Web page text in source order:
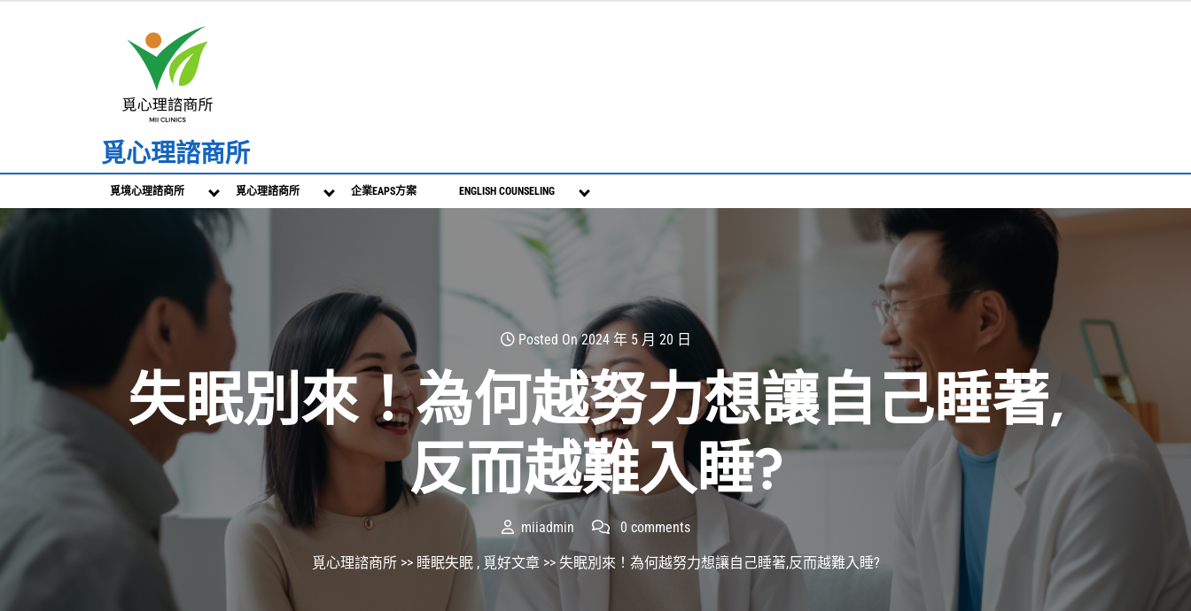
覓心理諮商所
覓境心理諮商所 覓心理諮商所 企業EAPS方案 ENGLISH COUNSELING
Posted On 2024 年 5 月 20 日
失眠別來！為何越努力想讓自己睡著,
反而越難入睡?
miiadmin 0 comments
覓心理諮商所>> 睡眠失眠, 覓好文章>> 失眠別來！為何越努力想讓自己睡著,反而越難入睡?